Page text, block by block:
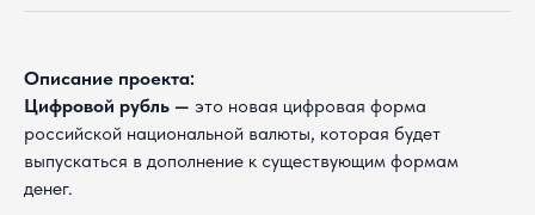
Описание проекта:
Цифровой рубль — это новая цифровая форма
российской национальной валюты, которая будет
выпускаться в дополнение к существующим формам
денег.